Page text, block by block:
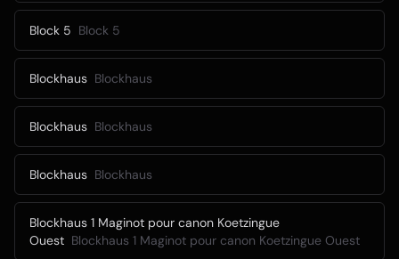
Block 5 Block 5
Blockhaus Blockhaus
Blockhaus Blockhaus
Blockhaus Blockhaus
Blockhaus 1 Maginot pour canon Koetzingue
Ouest Blockhaus 1 Maginot pour canon Koetzingue Ouest